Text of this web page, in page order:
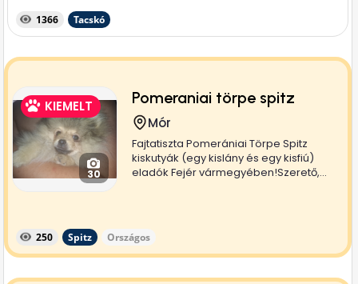
1366 Tacskó
KIEMELT
30
Pomeraniai törpe spitz
Mór
Fajtatiszta Pomerániai Törpe Spitz
kiskutyák (egy kislány és egy kisfiú)
eladók Fejér vármegyében!Szerető,...
250 Spitz Országos